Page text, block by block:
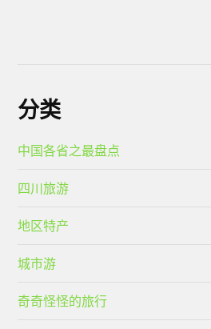
分类
中国各省之最盘点
四川旅游
地区特产
城市游
奇奇怪怪的旅行